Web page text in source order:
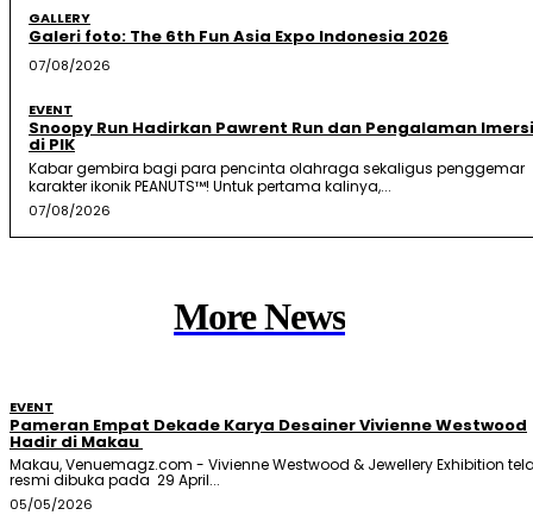
GALLERY
Galeri foto: The 6th Fun Asia Expo Indonesia 2026
07/08/2026
EVENT
Snoopy Run Hadirkan Pawrent Run dan Pengalaman
di PIK
Kabar gembira bagi para pencinta olahraga sekaligus penggemar
karakter ikonik PEANUTS™! Untuk pertama kalinya,...
07/08/2026
More News
EVENT
Pameran Empat Dekade Karya Desainer Vivienne Westwood
Hadir di Makau
Makau, Venuemagz.com - Vivienne Westwood & Jewellery Exhibition
resmi dibuka pada 29 April...
05/05/2026